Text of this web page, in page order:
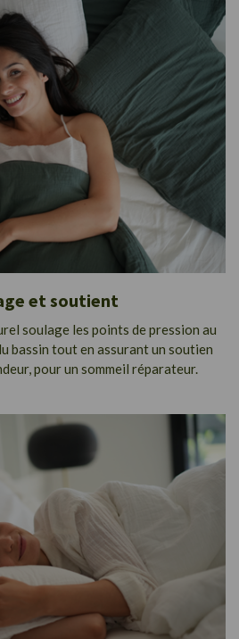
et soutient
soulage les points de pression au
bassin tout en assurant un soutien
pour un sommeil réparateur.